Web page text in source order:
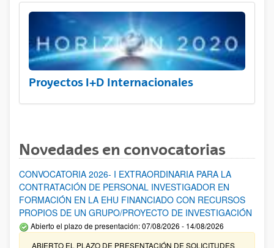
Proyectos I+D Internacionales
Novedades en convocatorias
CONVOCATORIA 2026- I EXTRAORDINARIA PARA LA
CONTRATACIÓN DE PERSONAL INVESTIGADOR EN
FORMACIÓN EN LA EHU FINANCIADO CON RECURSOS
PROPIOS DE UN GRUPO/PROYECTO DE INVESTIGACIÓN
Abierto el plazo de presentación: 07/08/2026 - 14/08/2026
ABIERTO EL PLAZO DE PRESENTACIÓN DE SOLICITUDES